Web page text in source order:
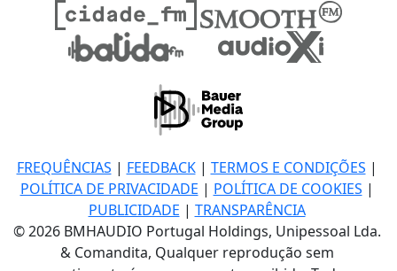
FREQUÊNCIAS | FEEDBACK| TERMOS E CONDIÇÕES |
POLÍTICA DE PRIVACIDADE | POLÍTICA DE COOKIES |
PUBLICIDADE | TRANSPARÊNCIA
© 2026 BMHAUDIO Portugal Holdings, Unipessoal Lda.
& Comandita, Qualquer reprodução sem